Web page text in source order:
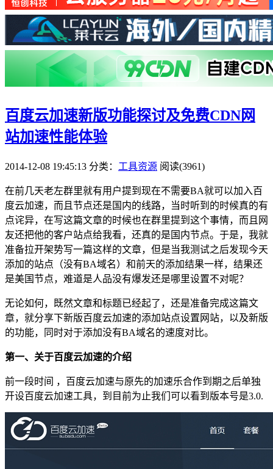
百度云加速新版功能探讨及免费CDN网
站加速性能体验
2014-12-08 19:45:13 分类： 工具资源 阅读(3961)
在前几天老左群里就有用户提到现在不需要BA就可以加入百
度云加速，而且节点还是国内的线路，当时听到的时候真的有
点诧异，在写这篇文章的时候也在群里提到这个事情，而且网
友还把他的客户站点给我看，还真的是国内节点。于是，我就
准备拉开架势写一篇这样的文章，但是当我测试之后发现今天
添加的站点（没有BA域名）和前天的添加结果一样，结果还
是美国节点，难道是人品没有爆发还是哪里设置不对呢？
无论如何，既然文章和标题已经起了，还是准备完成这篇文
章，就分享下新版百度云加速的添加站点设置网站，以及新版
的功能，同时对于添加没有BA域名的速度对比。
第一、关于百度云加速的介绍
前一段时间 ，百度云加速与原先的加速乐合作到期之后单独
开设百度云加速工具，到目前为止我们可以看到版本号是3.0.